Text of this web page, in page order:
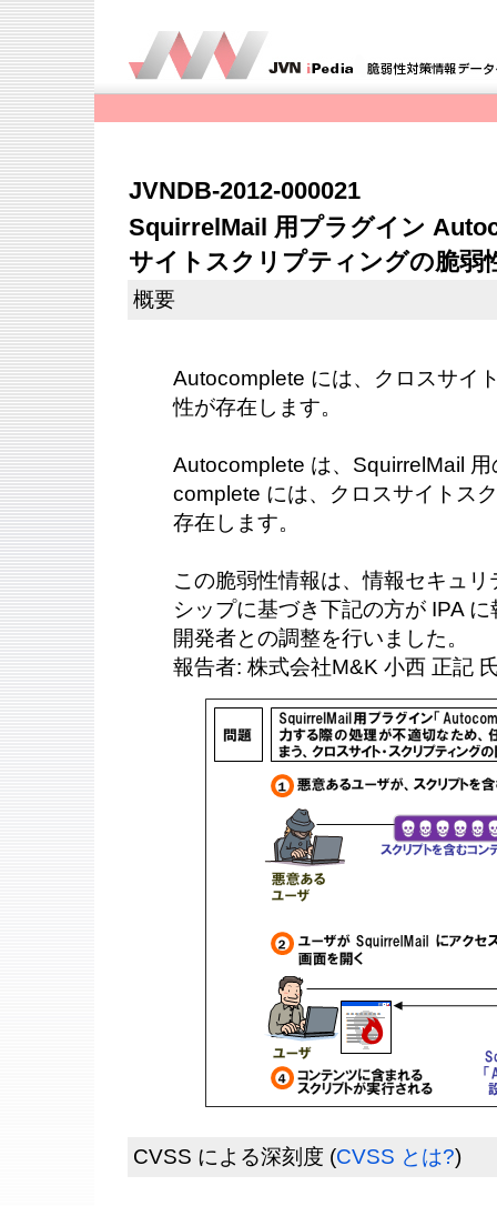
JVNDB-2012-000021
SquirrelMail 用プラグイン
サイトスクリプティングの脆弱
概要
Autocomplete には、クロスサイ
性が存在します。
Autocomplete は、SquirrelMail
complete には、クロスサイトス
存在します。
この脆弱性情報は、情報セキュ
シップに基づき下記の方が IPA
開発者との調整を行いました。
報告者: 株式会社M&K 小西 正記
CVSS による深刻度 (CVSS とは?)